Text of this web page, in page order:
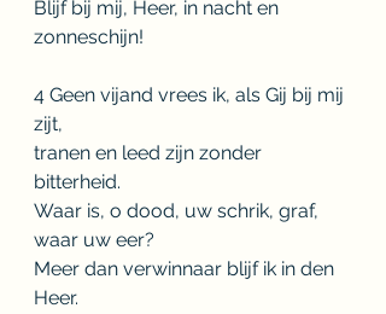
Blijf bij mij, Heer, in nacht en
zonneschijn!
4 Geen vijand vrees ik, als Gij bij mij
zijt,
tranen en leed zijn zonder
bitterheid.
Waar is, o dood, uw schrik, graf,
waar uw eer?
Meer dan verwinnaar blijf ik in den
Heer.